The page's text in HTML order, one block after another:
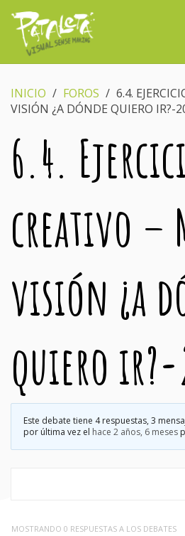
INICIO FOROS
6.4.
VISIÓN ¿A DÓNDE QUIERO IR?-
6.4.
creativo –
visión ¿a
quiero
Este debate tiene 4 respuestas, 3
por última vez el hace 2 años, 6 meses
MOSTRANDO 0 RESPUESTAS A LOS DEBATES